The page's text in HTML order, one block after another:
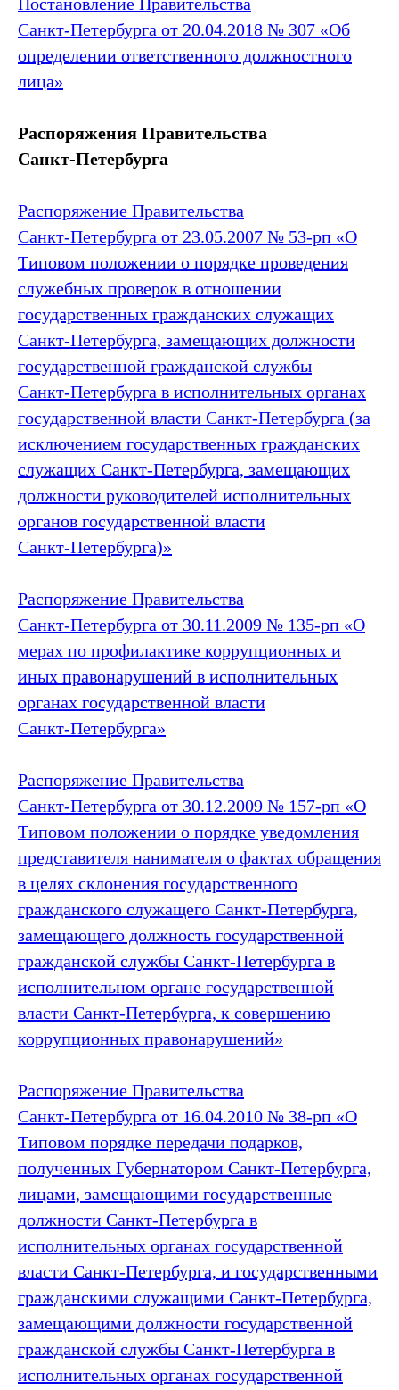
Санкт‑Петербурга от 20.04.2018 № 307 «Об
определении ответственного должностного
лица»
Распоряжения Правительства
Санкт‑Петербурга
Распоряжение Правительства
Санкт‑Петербурга от 23.05.2007 № 53-рп «О
Типовом положении о порядке проведения
служебных проверок в отношении
государственных гражданских служащих
Санкт‑Петербурга, замещающих должности
государственной гражданской службы
Санкт‑Петербурга в исполнительных органах
государственной власти Санкт‑Петербурга (за
исключением государственных гражданских
служащих Санкт‑Петербурга, замещающих
должности руководителей исполнительных
органов государственной власти
Санкт‑Петербурга)»
Распоряжение Правительства
Санкт‑Петербурга от 30.11.2009 № 135-рп «О
мерах по профилактике коррупционных и
иных правонарушений в исполнительных
органах государственной власти
Санкт‑Петербурга»
Распоряжение Правительства
Санкт‑Петербурга от 30.12.2009 № 157-рп «О
Типовом положении о порядке уведомления
представителя нанимателя о фактах обращения
в целях склонения государственного
гражданского служащего Санкт‑Петербурга,
замещающего должность государственной
гражданской службы Санкт‑Петербурга в
исполнительном органе государственной
власти Санкт‑Петербурга, к совершению
коррупционных правонарушений»
Распоряжение Правительства
Санкт‑Петербурга от 16.04.2010 № 38-рп «О
Типовом порядке передачи подарков,
полученных Губернатором Санкт‑Петербурга,
лицами, замещающими государственные
должности Санкт‑Петербурга в
исполнительных органах государственной
власти Санкт‑Петербурга, и государственными
гражданскими служащими Санкт‑Петербурга,
замещающими должности государственной
гражданской службы Санкт‑Петербурга в
исполнительных органах государственной